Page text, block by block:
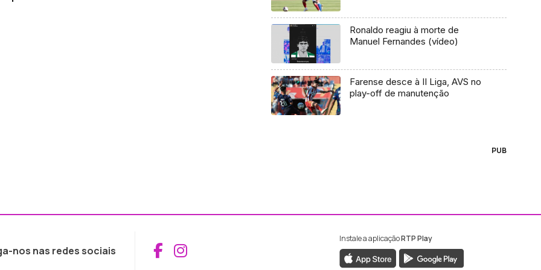
Ronaldo reagiu à morte de
Manuel Fernandes (vídeo)
Farense desce à II Liga, AVS no
play-off de manutenção
PUB
nos nas redes sociais Aceder ao Facebook da RTP Madeira
Aceder ao Instagram da RTP Madeira
Instale a aplicaçãoRTP Play